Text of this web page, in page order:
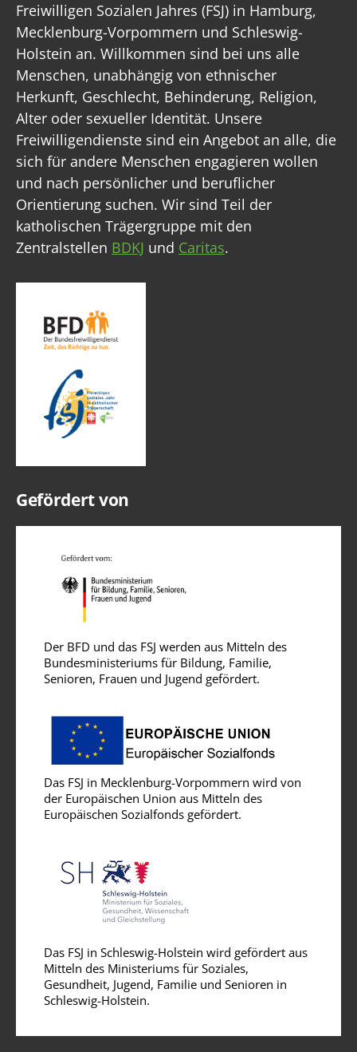
Freiwilligen Sozialen Jahres (FSJ) in Hamburg,
Mecklenburg-Vorpommern und Schleswig-
Holstein an. Willkommen sind bei uns alle
Menschen, unabhängig von ethnischer
Herkunft, Geschlecht, Behinderung, Religion,
Alter oder sexueller Identität. Unsere
Freiwilligendienste sind ein Angebot an alle, die
sich für andere Menschen engagieren wollen
und nach persönlicher und beruflicher
Orientierung suchen. Wir sind Teil der
katholischen Trägergruppe mit den
Zentralstellen BDKJ und Caritas.
Gefördert von
Der BFD und das FSJ werden aus Mitteln des
Bundesministeriums für Bildung, Familie,
Senioren, Frauen und Jugend gefördert.
Das FSJ in Mecklenburg-Vorpommern wird von
der Europäischen Union aus Mitteln des
Europäischen Sozialfonds gefördert.
Das FSJ in Schleswig-Holstein wird gefördert aus
Mitteln des Ministeriums für Soziales,
Gesundheit, Jugend, Familie und Senioren in
Schleswig-Holstein.